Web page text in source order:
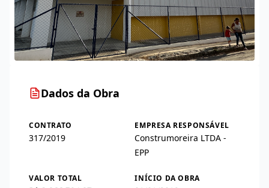
Dados da Obra
CONTRATO
317/2019
EMPRESA RESPONSÁVEL
Construmoreira LTDA -
EPP
VALOR TOTAL INÍCIO DA OBRA